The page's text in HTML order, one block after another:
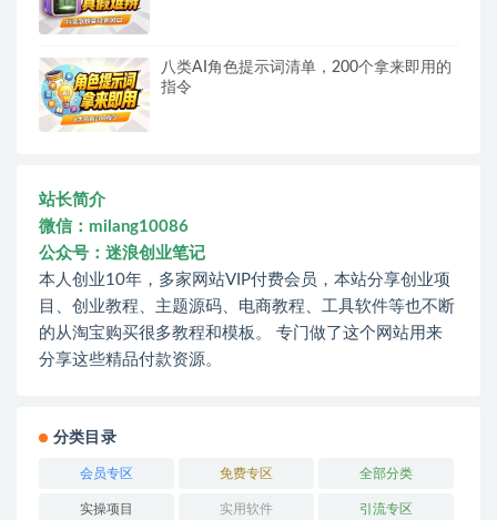
八类AI角色提示词清单，200个拿来即用的
指令
站长简介
微信：milang10086
公众号：迷浪创业笔记
本人创业10年，多家网站VIP付费会员，本站分享创业项
目、创业教程、主题源码、电商教程、工具软件等也不断
的从淘宝购买很多教程和模板。 专门做了这个网站用来
分享这些精品付款资源。
分类目录
会员专区 免费专区 全部分类
实操项目 实用软件 引流专区